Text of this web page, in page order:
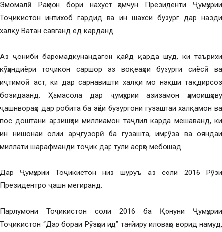
Эмомалӣ Раҳмон бори нахуст ҳамчун Президенти Ҷумҳурии
Тоҷикистон интихоб гардид ва ин шахси бузург дар назди
халқу Ватан савганд ёд карданд.
Аз ҷониби баромадкунандагон қайд қарда шуд, ки таърихи
кӯҳандиёри тоҷикон саршор аз воқеаҳои бузурги сиёсӣ ва
иҷтимоӣ аст, ки дар сарнавишти халқи мо нақши тақдирсоз
бозидаанд. Ҳамасола дар ҷумҳурии азизамон ҳамоишҳову
ҷашнвораҳо дар робита ба эҳёи бузургони гузаштаи халқамон ва
пос доштани арзишҳои миллиамон таҷлил карда мешаванд, ки
ин нишонаи олии арҷгузорӣ ба гузашта, имрӯза ва ояндаи
миллати шарафманди тоҷик дар тули асрҳо мебошад.
Дар Ҷумҳурии Тоҷикистон низ шуруъ аз соли 2016 Рӯзи
Президентро ҷашн мегиранд.
Парлумони Тоҷикистон соли 2016 ба Қонуни Ҷумҳурии
Тоҷикистон “Дар бораи Рӯзҳои ид” тағйиру иловаҳо ворид намуд,